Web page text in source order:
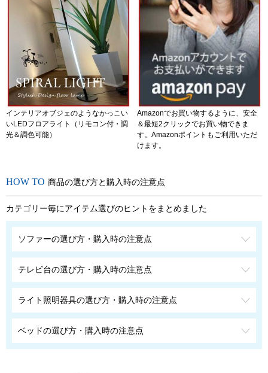
インテリアオブジェのようなかっこい
いLEDフロアライト（リモコン付・調
光＆調色可能）
Amazonでお買い物するように、安全
＆最短2クリックでお買い物できま
す。Amazonポイントもご利用いただ
けます。
商品の選び方と購入時の注意点
カテゴリー毎にアイテム選びのヒントをまとめました
ソファーの選び方・購入時の注意点
テレビ台の選び方・購入時の注意点
ライト照明器具の選び方・購入時の注意点
ベッドの選び方・購入時の注意点